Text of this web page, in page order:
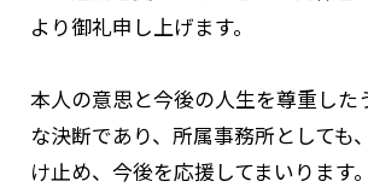
より御礼申し上げます。
本人の意思と今後の人生を尊重した
な決断であり、所属事務所としても
け止め、今後を応援してまいります。